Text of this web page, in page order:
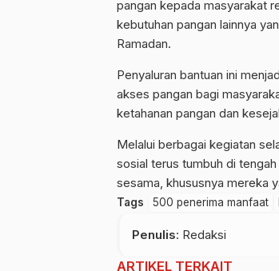
pangan kepada masyarakat
kebutuhan pangan lainnya
Ramadan.
Penyaluran bantuan ini
akses pangan bagi
ketahanan pangan dan
Melalui berbagai kegiatan
sosial terus tumbuh di
sesama, khususnya mereka
Tags 500 penerima manfaat
Penulis: Redaksi
ARTIKEL TERKAIT